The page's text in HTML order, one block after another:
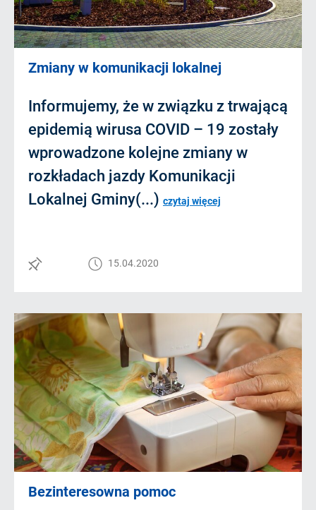
Zmiany w komunikacji lokalnej
Informujemy, że w związku z trwającą
epidemią wirusa COVID – 19 zostały
wprowadzone kolejne zmiany w
rozkładach jazdy Komunikacji
Lokalnej Gminy(...) czytaj więcej
15.04.2020
Bezinteresowna pomoc